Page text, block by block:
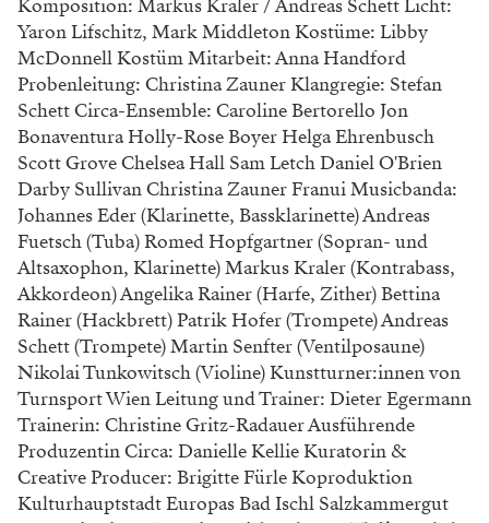
Komposition: Markus Kraler / Andreas Schett Licht:
Yaron Lifschitz, Mark Middleton Kostüme: Libby
McDonnell Kostüm Mitarbeit: Anna Handford
Probenleitung: Christina Zauner Klangregie: Stefan
Schett Circa-Ensemble: Caroline Bertorello Jon
Bonaventura Holly-Rose Boyer Helga Ehrenbusch
Scott Grove Chelsea Hall Sam Letch Daniel O'Brien
Darby Sullivan Christina Zauner Franui Musicbanda:
Johannes Eder (Klarinette, Bassklarinette) Andreas
Fuetsch (Tuba) Romed Hopfgartner (Sopran- und
Altsaxophon, Klarinette) Markus Kraler (Kontrabass,
Akkordeon) Angelika Rainer (Harfe, Zither) Bettina
Rainer (Hackbrett) Patrik Hofer (Trompete) Andreas
Schett (Trompete) Martin Senfter (Ventilposaune)
Nikolai Tunkowitsch (Violine) Kunstturner:innen von
Turnsport Wien Leitung und Trainer: Dieter Egermann
Trainerin: Christine Gritz-Radauer Ausführende
Produzentin Circa: Danielle Kellie Kuratorin &
Creative Producer: Brigitte Fürle Koproduktion
Kulturhauptstadt Europas Bad Ischl Salzkammergut